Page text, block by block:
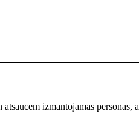
izmantojamās